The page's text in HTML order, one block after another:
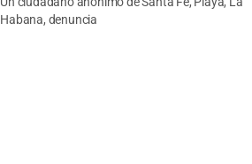
Habana, denuncia